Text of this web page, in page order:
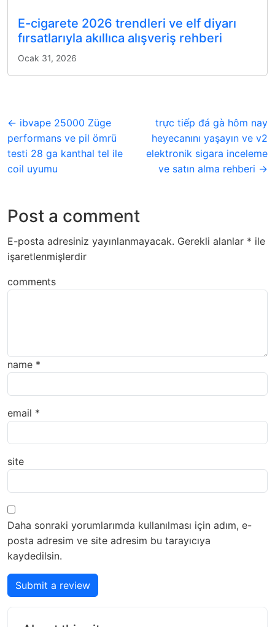
E-cigarete 2026 trendleri ve elf diyarı
fırsatlarıyla akıllıca alışveriş rehberi
Ocak 31, 2026
← ibvape 25000 Züge
performans ve pil ömrü
testi 28 ga kanthal tel ile
coil uyumu
trực tiếp đá gà hôm nay
heyecanını yaşayın ve v2
elektronik sigara inceleme
ve satın alma rehberi →
Post a comment
E-posta adresiniz yayınlanmayacak. Gerekli alanlar * ile
işaretlenmişlerdir
comments
name *
email *
site
Daha sonraki yorumlarımda kullanılması için adım, e-
posta adresim ve site adresim bu tarayıcıya
kaydedilsin.
Submit a review